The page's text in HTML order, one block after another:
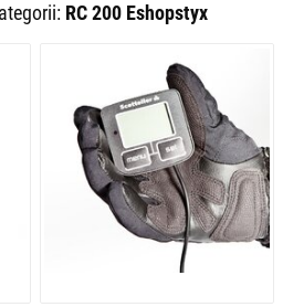
RC 200 Eshopstyx